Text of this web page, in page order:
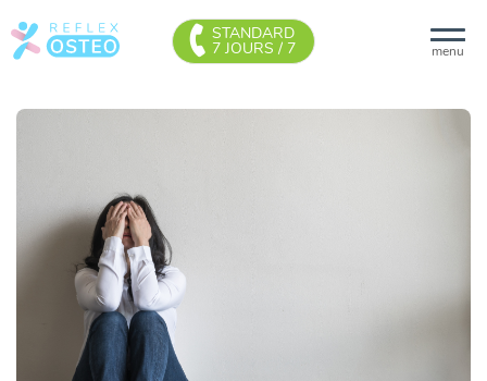
menu
STANDARD
7 JOURS / 7